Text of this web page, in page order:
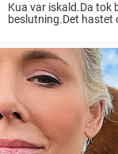
Kua var iskald.Da tok
beslutning.Det hastet